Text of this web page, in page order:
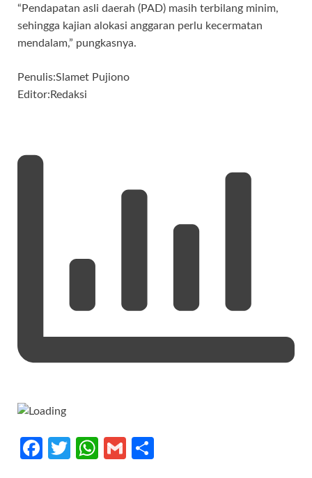
“Pendapatan asli daerah (PAD) masih terbilang minim,
sehingga kajian alokasi anggaran perlu kecermatan
mendalam,” pungkasnya.
Penulis:Slamet Pujiono
Editor:Redaksi
Fa
T
W
G